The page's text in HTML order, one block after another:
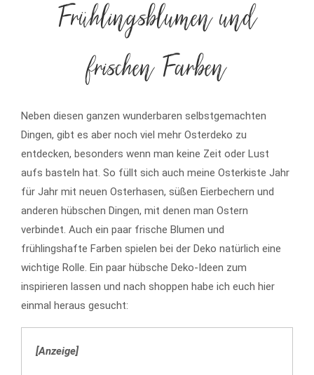
Frühlingsblumen und
frischen Farben
Neben diesen ganzen wunderbaren selbstgemachten
Dingen, gibt es aber noch viel mehr Osterdeko zu
entdecken, besonders wenn man keine Zeit oder Lust
aufs basteln hat. So füllt sich auch meine Osterkiste Jahr
für Jahr mit neuen Osterhasen, süßen Eierbechern und
anderen hübschen Dingen, mit denen man Ostern
verbindet. Auch ein paar frische Blumen und
frühlingshafte Farben spielen bei der Deko natürlich eine
wichtige Rolle. Ein paar hübsche Deko-Ideen zum
inspirieren lassen und nach shoppen habe ich euch hier
einmal heraus gesucht:
[Anzeige]